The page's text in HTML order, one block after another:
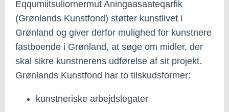
Eqqumiitsuliornermut Aningaasaateqarfik
(Grønlands Kunstfond) støtter kunstlivet i
Grønland og giver derfor mulighed for kunstnere
fastboende i Grønland, at søge om midler, der
skal sikre kunstnerens udførelse af sit projekt.
Grønlands Kunstfond har to tilskudsformer:
kunstneriske arbejdslegater